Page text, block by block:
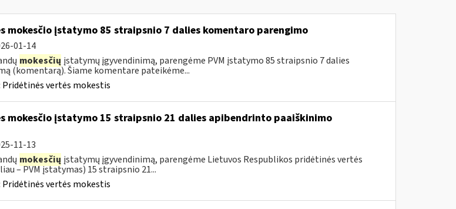
mokesčio įstatymo 85 straipsnio 7 dalies komentaro parengimo
01-14
mokesčių įstatymų įgyvendinimą, parengėme PVM įstatymo 85 straipsnio 7 dalies
(komentarą). Šiame komentare pateikėme...
Pridėtinės vertės mokestis
mokesčio įstatymo 15 straipsnio 21 dalies apibendrinto paaiškinimo
11-13
mokesčių įstatymų įgyvendinimą, parengėme Lietuvos Respublikos pridėtinės vertės
– PVM įstatymas) 15 straipsnio 21...
Pridėtinės vertės mokestis